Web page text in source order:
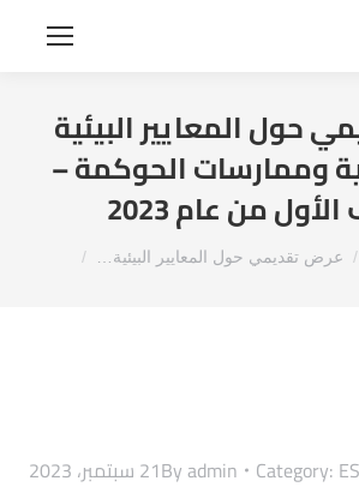
حول المعايير البيئية
وممارسات الحوكمة –
من عام 2023
عرض تقديمي حول المعايير البيئية…
Category:
Byadmin 21 سبتمبر، 2023